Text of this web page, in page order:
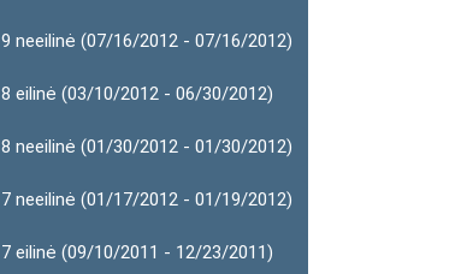
9 neeilinė (07/16/2012 - 07/16/2012)
8 eilinė (03/10/2012 - 06/30/2012)
8 neeilinė (01/30/2012 - 01/30/2012)
7 neeilinė (01/17/2012 - 01/19/2012)
7 eilinė (09/10/2011 - 12/23/2011)